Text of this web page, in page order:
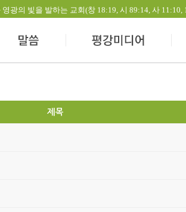
광의 빛을 발하는 교회(창 18:19, 시 89:14, 사 11:10,
제목